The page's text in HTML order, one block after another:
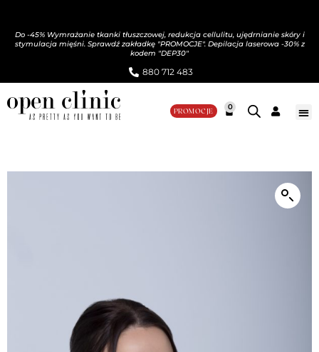
Do -45% Wymrażanie tkanki tłuszczowej, redukcja cellulitu, ujędrnianie skóry i
stymulacja mięśni. Sprawdź zakładkę "PROMOCJE". Depilacja laserowa -30% z
kodem "DEP30"
880 712 483​
PROMOCJE 0